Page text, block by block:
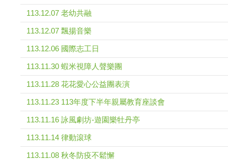
113.12.07 老幼共融
113.12.07 飄揚音樂
113.12.06 國際志工日
113.11.30 蝦米視障人聲樂團
113.11.28 花花愛心公益團表演
113.11.23 113年度下半年親屬教育座談會
113.11.16 詠風劇坊-遊園樂牡丹亭
113.11.14 律動滾球
113.11.08 秋冬防疫不鬆懈